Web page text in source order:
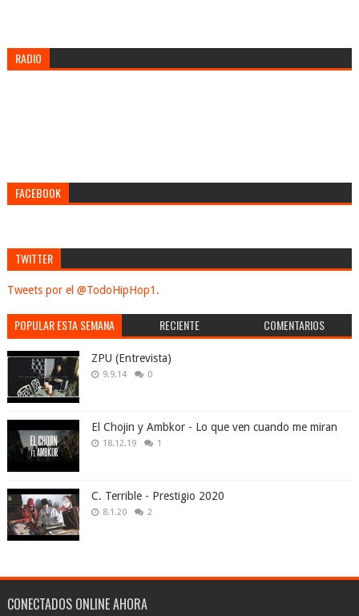
RADIO
FACEBOOK
TWITTER
Tweets por el @TodoHipHop1.
POPULAR ESTA SEMANA RECIENTE COMENTARIOS
ZPU (Entrevista)
9.9.14 0
El Chojin y Ambkor - Lo que ven cuando me miran
18.12.19 1
C. Terrible - Prestigio 2020
8.1.20 2
CONECTADOS ONLINE AHORA